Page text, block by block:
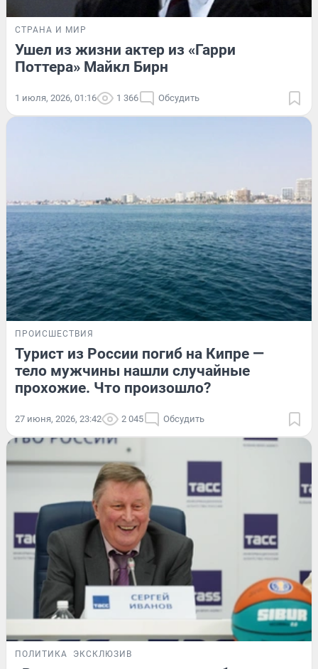
СТРАНА И МИР
Ушел из жизни актер из «Гарри
Поттера» Майкл Бирн
1 июля, 2026, 01:16 1 366 Обсудить
ПРОИСШЕСТВИЯ
Турист из России погиб на Кипре —
тело мужчины нашли случайные
прохожие. Что произошло?
27 июня, 2026, 23:42 2 045 Обсудить
ПОЛИТИКА ЭКСКЛЮЗИВ